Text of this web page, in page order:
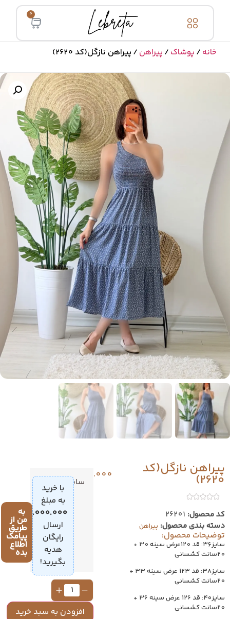
0
خانه/ پوشاک/ پیراهن/ پیراهن نازگل(کد 2620)
پیراهن نازگل(کد
2620)
کد محصول: 26201
دسته بندی محصول: پیراهن
توضیحات محصول:
سایز۳۶: قد 120عرض سینه 30 +
20سانت کشسانی
سایز۳۸: قد 123 عرض سینه 33 +
20سانت کشسانی
سایز۴۰: قد 126 عرض سینه 36 +
20سانت کشسانی
1.499.000 تومان
سایز
36
38
40
افزودن به سبد خرید
با خرید
به مبلغ
4.000.000 تومان
ارسال
رایگان
هدیه
بگیرید!
به
من از
طریق
پیامک
اطلاع
بده